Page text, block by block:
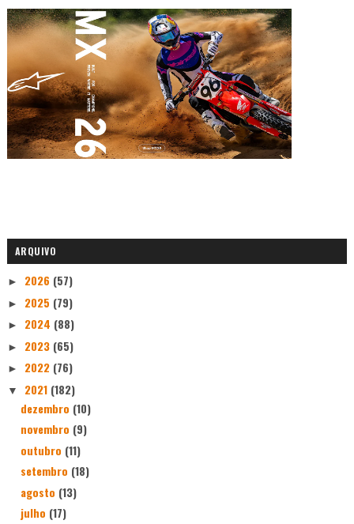
ARQUIVO
► 2026 (57)
► 2025 (79)
► 2024 (88)
► 2023 (65)
► 2022 (76)
▼ 2021 (182)
dezembro (10)
novembro (9)
outubro (11)
setembro (18)
agosto (13)
julho (17)